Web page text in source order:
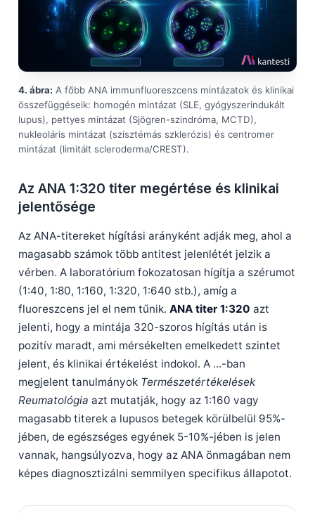
4. ábra: A főbb ANA immunfluoreszcens mintázatok és klinikai
összefüggéseik: homogén mintázat (SLE, gyógyszerindukált
lupus), pettyes mintázat (Sjögren-szindróma, MCTD),
nukleoláris mintázat (szisztémás szklerózis) és centromer
mintázat (limitált scleroderma/CREST).
Az ANA 1:320 titer megértése és klinikai
jelentősége
Az ANA-titereket hígítási arányként adják meg, ahol a
magasabb számok több antitest jelenlétét jelzik a
vérben. A laboratórium fokozatosan hígítja a szérumot
(1:40, 1:80, 1:160, 1:320, 1:640 stb.), amíg a
fluoreszcens jel el nem tűnik. ANA titer 1:320 azt
jelenti, hogy a mintája 320-szoros hígítás után is
pozitív maradt, ami mérsékelten emelkedett szintet
jelent, és klinikai értékelést indokol. A ...-ban
megjelent tanulmányok Természetértékelések
Reumatológia azt mutatják, hogy az 1:160 vagy
magasabb titerek a lupusos betegek körülbelül 95%-
jében, de egészséges egyének 5-10%-jében is jelen
vannak, hangsúlyozva, hogy az ANA önmagában nem
képes diagnosztizálni semmilyen specifikus állapotot.